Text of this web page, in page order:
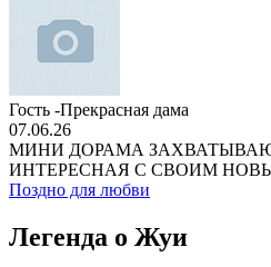
Гость -Прекрасная дама
07.06.26
МИНИ ДОРАМА
ИНТЕРЕСНАЯ С СВОИМ
Поздно для любви
Легенда о Жуи